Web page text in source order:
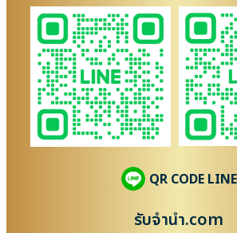
QR CODE LINE
รับจํานํา.com